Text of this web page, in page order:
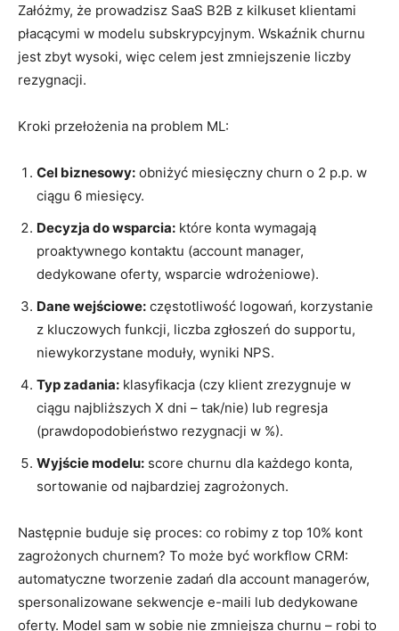
Załóżmy, że prowadzisz SaaS B2B z kilkuset klientami
płacącymi w modelu subskrypcyjnym. Wskaźnik churnu
jest zbyt wysoki, więc celem jest zmniejszenie liczby
rezygnacji.
Kroki przełożenia na problem ML:
Cel biznesowy: obniżyć miesięczny churn o 2 p.p. w
ciągu 6 miesięcy.
Decyzja do wsparcia: które konta wymagają
proaktywnego kontaktu (account manager,
dedykowane oferty, wsparcie wdrożeniowe).
Dane wejściowe: częstotliwość logowań, korzystanie
z kluczowych funkcji, liczba zgłoszeń do supportu,
niewykorzystane moduły, wyniki NPS.
Typ zadania: klasyfikacja (czy klient zrezygnuje w
ciągu najbliższych X dni – tak/nie) lub regresja
(prawdopodobieństwo rezygnacji w %).
Wyjście modelu: score churnu dla każdego konta,
sortowanie od najbardziej zagrożonych.
Następnie buduje się proces: co robimy z top 10% kont
zagrożonych churnem? To może być workflow CRM:
automatyczne tworzenie zadań dla account managerów,
spersonalizowane sekwencje e-maili lub dedykowane
oferty. Model sam w sobie nie zmniejsza churnu – robi to